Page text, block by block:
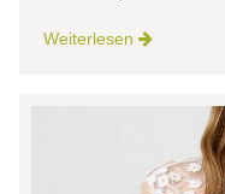
Weiterlesen